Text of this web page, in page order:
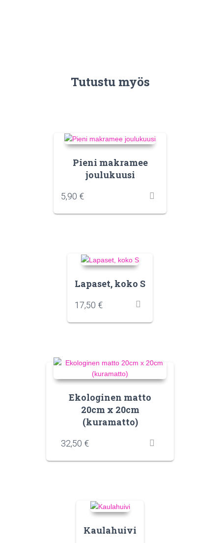
Tutustu myös
Pieni makramee
joulukuusi
5,90 €
Lapaset, koko S
17,50 €
Ekologinen matto
20cm x 20cm
(kuramatto)
32,50 €
Kaulahuivi